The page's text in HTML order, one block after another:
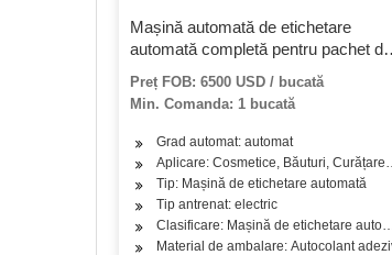
Mașină automată de etichetare
automată completă pentru pachet de
Preț FOB: 6500 USD / bucată
Min. Comanda: 1 bucată
Grad automat: automat
Aplicare: Cosmetice, Băuturi,
Tip: Mașină de etichetare automată
Tip antrenat: electric
Clasificare: Mașină de etichetare
Material de ambalare: Autocolant